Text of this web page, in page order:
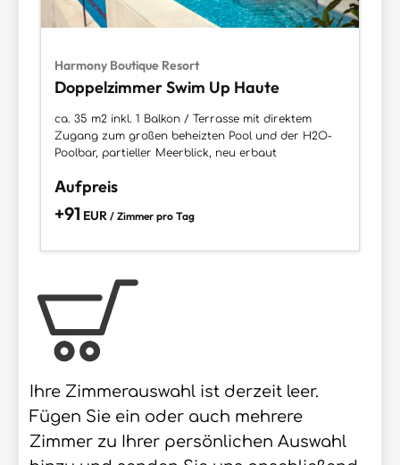
Harmony Boutique Resort
Doppelzimmer Swim Up Haute
ca. 35 m2 inkl. 1 Balkon / Terrasse mit direktem
Zugang zum großen beheizten Pool und der H2O-
Poolbar, partieller Meerblick, neu erbaut
Aufpreis
+91 EUR / Zimmer pro Tag
Ihre Zimmerauswahl ist derzeit leer.
Fügen Sie ein oder auch mehrere
Zimmer zu Ihrer persönlichen Auswahl